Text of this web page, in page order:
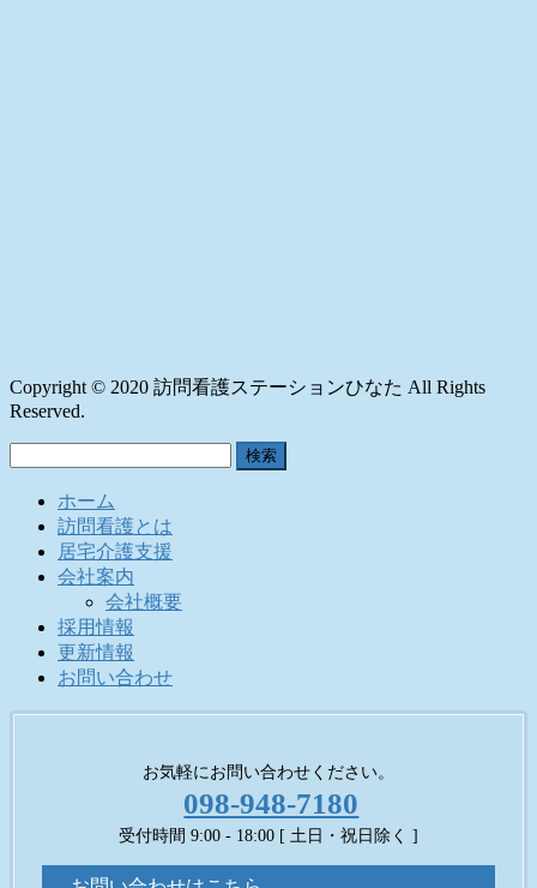
Copyright © 2020 訪問看護ステーションひなた All Rights
Reserved.
ホーム
訪問看護とは
居宅介護支援
会社案内
会社概要
採用情報
更新情報
お問い合わせ
お気軽にお問い合わせください。
098-948-7180
受付時間 9:00 - 18:00 [ 土日・祝日除く ]